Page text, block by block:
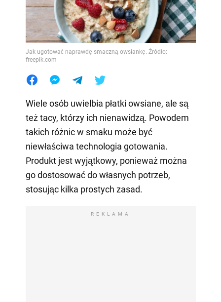
Jak ugotować naprawdę smaczną owsiankę. Źródło:
freepik.com
Wiele osób uwielbia płatki owsiane, ale są
też tacy, którzy ich nienawidzą. Powodem
takich różnic w smaku może być
niewłaściwa technologia gotowania.
Produkt jest wyjątkowy, ponieważ można
go dostosować do własnych potrzeb,
stosując kilka prostych zasad.
REKLAMA